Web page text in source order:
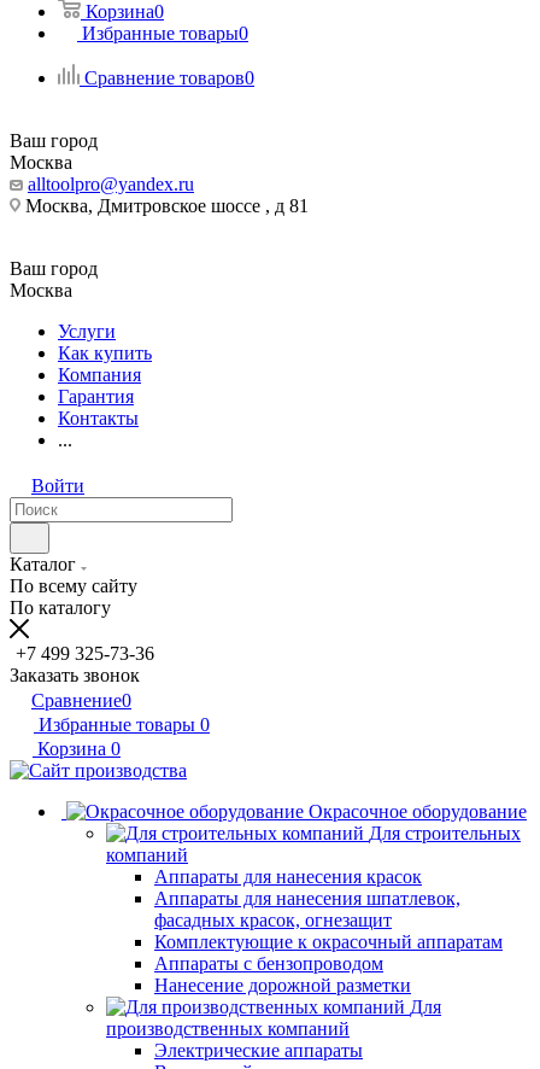
Корзина0
Избранные товары0
Сравнение товаров0
Ваш город
Москва
alltoolpro@yandex.ru
Москва, Дмитровское шоссе , д 81
Ваш город
Москва
Услуги
Как купить
Компания
Гарантия
Контакты
...
Войти
Каталог
По всему сайту
По каталогу
+7 499 325-73-36
Заказать звонок
Сравнение0
Избранные товары 0
Корзина 0
Окрасочное оборудование
Для строительных
компаний
Аппараты для нанесения красок
Аппараты для нанесения шпатлевок,
фасадных красок, огнезащит
Комплектующие к окрасочный аппаратам
Аппараты с бензопроводом
Нанесение дорожной разметки
Для
производственных компаний
Электрические аппараты